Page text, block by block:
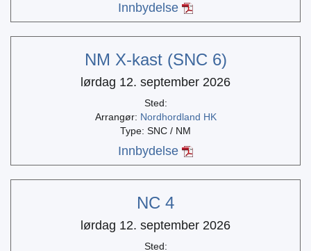
Innbydelse
NM X-kast (SNC 6)
lørdag 12. september 2026
Sted:
Arrangør: Nordhordland HK
Type: SNC / NM
Innbydelse
NC 4
lørdag 12. september 2026
Sted: